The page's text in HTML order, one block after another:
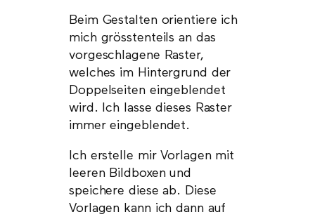
Beim Gestalten orientiere ich
mich grösstenteils an das
vorgeschlagene Raster,
welches im Hintergrund der
Doppelseiten eingeblendet
wird. Ich lasse dieses Raster
immer eingeblendet.
Ich erstelle mir Vorlagen mit
leeren Bildboxen und
speichere diese ab. Diese
Vorlagen kann ich dann auf